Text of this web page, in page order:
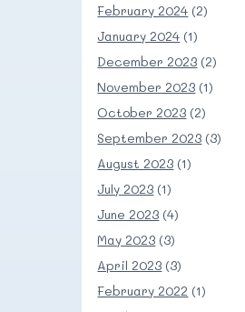
February 2024 (2)
January 2024 (1)
December 2023 (2)
November 2023 (1)
October 2023 (2)
September 2023 (3)
August 2023 (1)
July 2023 (1)
June 2023 (4)
May 2023 (3)
April 2023 (3)
February 2022 (1)